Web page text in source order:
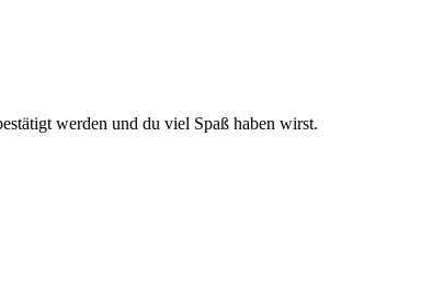
werden und du viel Spaß haben wirst.